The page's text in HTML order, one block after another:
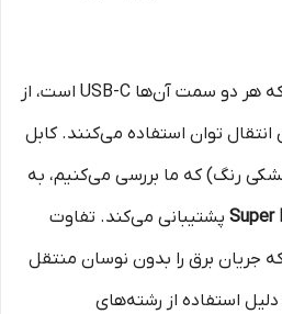
کابل‌های جدید سامسونگ که هر دو سمت آن‌ها USB-C است، از
توان استفاده می‌کنند. کابل
رنگ) که ما بررسی می‌کنیم، به
Super پشتیبانی می‌کند. تفاوت
جریان برق را بدون نوسان منتقل
استفاده از رشته‌های